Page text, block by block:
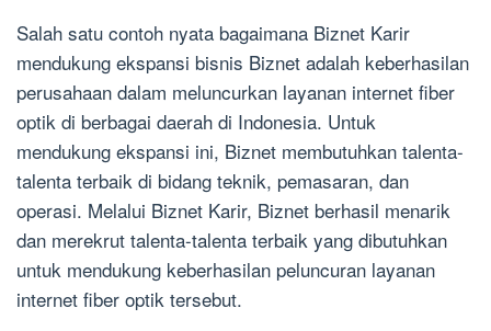
Salah satu contoh nyata bagaimana Biznet Karir
mendukung ekspansi bisnis Biznet adalah keberhasilan
perusahaan dalam meluncurkan layanan internet fiber
optik di berbagai daerah di Indonesia. Untuk
mendukung ekspansi ini, Biznet membutuhkan talenta-
talenta terbaik di bidang teknik, pemasaran, dan
operasi. Melalui Biznet Karir, Biznet berhasil menarik
dan merekrut talenta-talenta terbaik yang dibutuhkan
untuk mendukung keberhasilan peluncuran layanan
internet fiber optik tersebut.